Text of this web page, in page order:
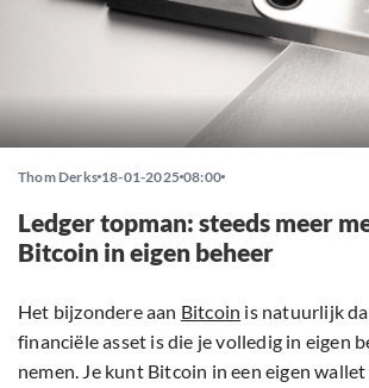
Thom Derks 18-01-2025 08:00
Ledger topman: steeds meer
Bitcoin in eigen beheer
Het bijzondere aan Bitcoin is natuurlijk
financiële asset is die je volledig in eigen
nemen. Je kunt Bitcoin in een eigen